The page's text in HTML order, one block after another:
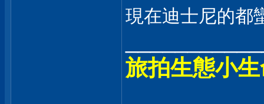
現在迪士尼的都
旅拍生態小